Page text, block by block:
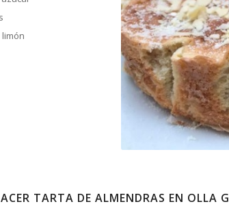
limón
TARTA DE ALMENDRAS EN OLLA